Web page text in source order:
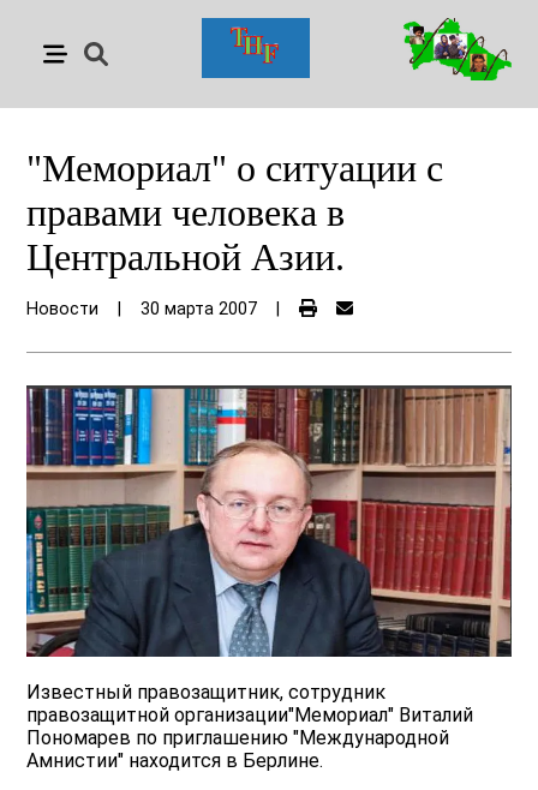
"Мемориал" о ситуации с
правами человека в
Центральной Азии.
Новости 30 марта 2007
Известный правозащитник, сотрудник
правозащитной организации"Мемориал" Виталий
Пономарев по приглашению "Международной
Амнистии" находится в Берлине.